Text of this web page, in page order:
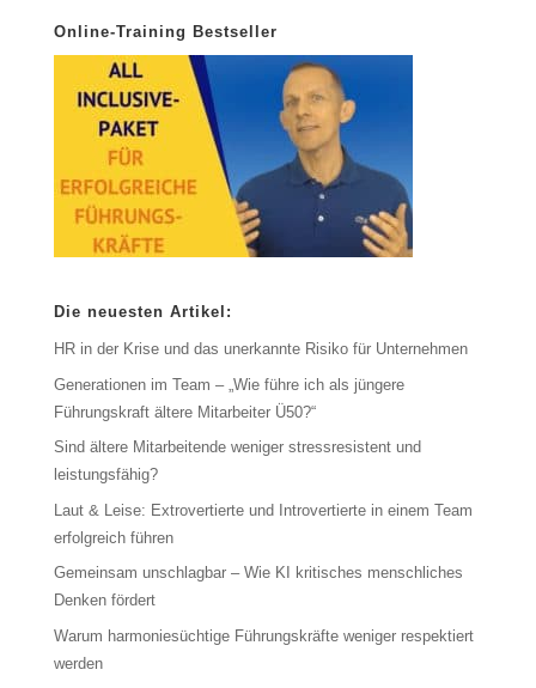
Online-Training Bestseller
Die neuesten Artikel:
HR in der Krise und das unerkannte Risiko für Unternehmen
Generationen im Team – „Wie führe ich als jüngere
Führungskraft ältere Mitarbeiter Ü50?“
Sind ältere Mitarbeitende weniger stressresistent und
leistungsfähig?
Laut & Leise: Extrovertierte und Introvertierte in einem Team
erfolgreich führen
Gemeinsam unschlagbar – Wie KI kritisches menschliches
Denken fördert
Warum harmoniesüchtige Führungskräfte weniger respektiert
werden